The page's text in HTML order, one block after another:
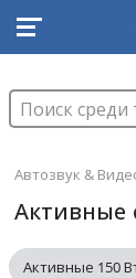
Автозвук &
Активные
Активные 150